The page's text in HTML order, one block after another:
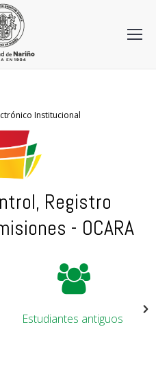
aquí: Institucional
Registro
- OCARA
Estudiantes antiguos